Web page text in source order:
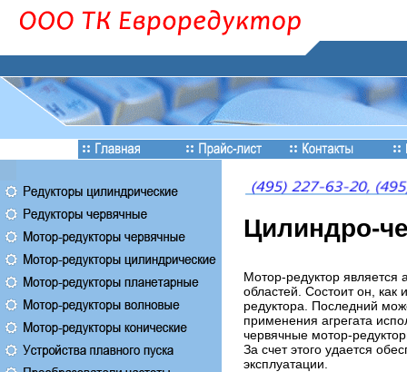
Цилиндро-
Мотор-редуктор
областей. Состоит он, как
редуктора. Последний
применения агрегата
червячные мотор-
За счет этого удается
эксплуатации.